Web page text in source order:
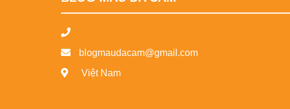
blogmaudacam@gmail.com
Việt Nam